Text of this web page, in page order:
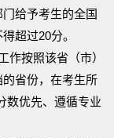
给予考生的全国
超过20分。
作按照该省（市）
省份，在考生所
数优先、遵循专业